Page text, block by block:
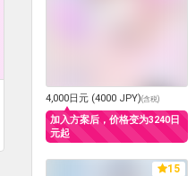
4,000日元 (4000 JPY)(含税)
加入方案后，价格变为3240日
元起
15